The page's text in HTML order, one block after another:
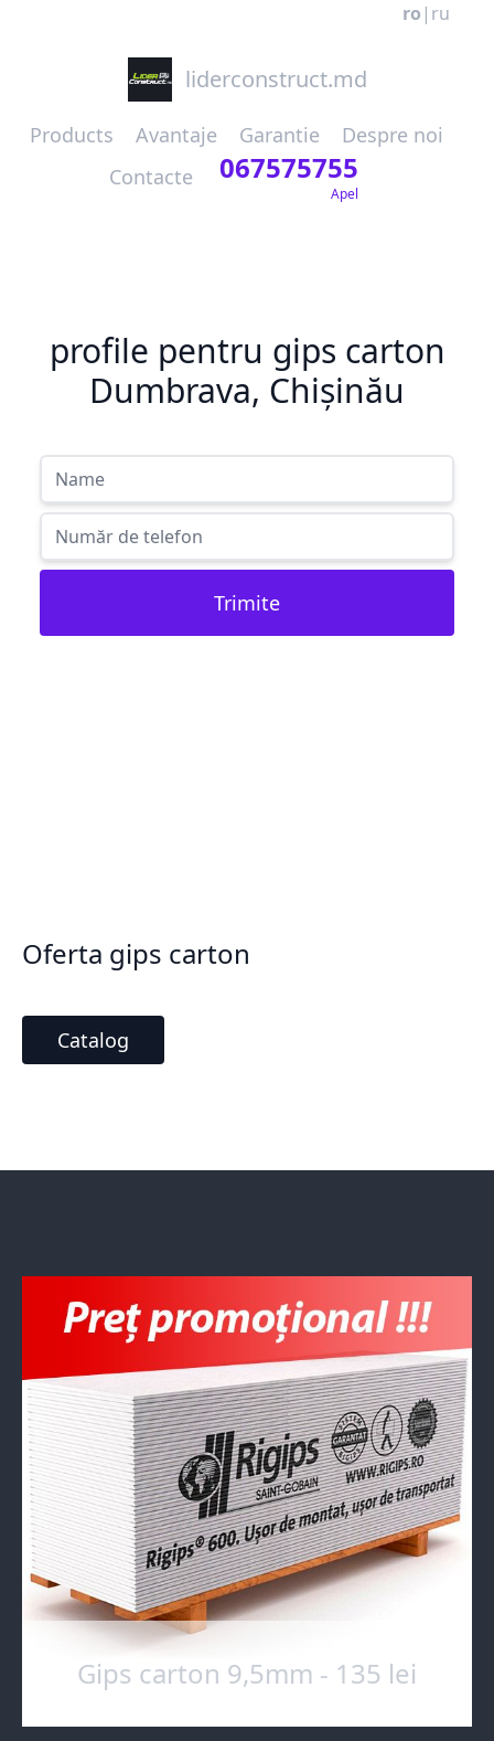
ro | ru
liderconstruct.md
Products Avantaje Garantie
Despre noi
Contacte
067575755
Apel
profile pentru gips carton
Dumbrava, Chișinău
Trimite
Oferta gips carton
Catalog
Gips carton 9,5mm - 135 lei